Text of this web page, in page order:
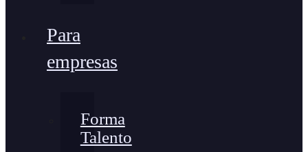
Para
empresas
Forma
Talento